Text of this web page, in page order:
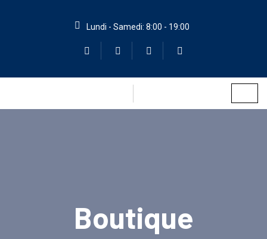
Lundi - Samedi: 8:00 - 19:00
Boutique